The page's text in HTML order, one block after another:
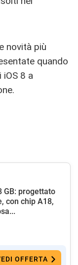
novità più
quando
iOS 8 a
GB: progettato
con chip A18,
OFFERTA